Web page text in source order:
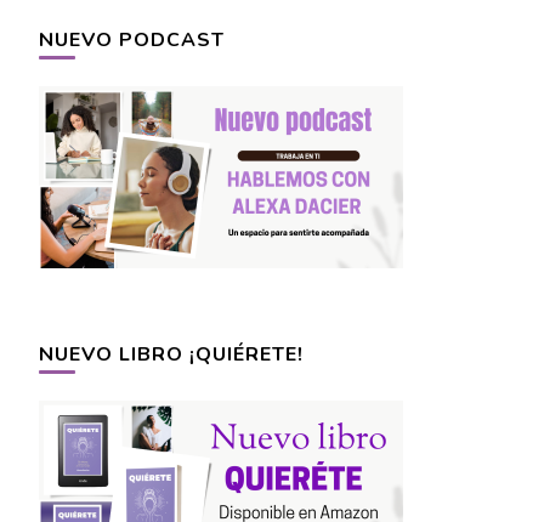
NUEVO PODCAST
NUEVO LIBRO ¡QUIÉRETE!